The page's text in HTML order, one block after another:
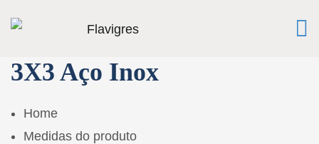
3X3 Aço Inox
Home
Medidas do produto